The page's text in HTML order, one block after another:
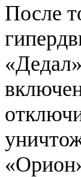
После